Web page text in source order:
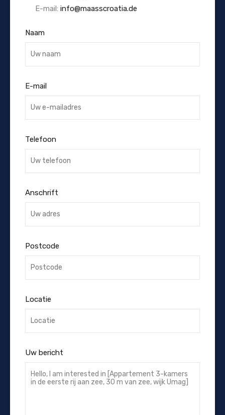
E-mail: info@maasscroatia.de
Naam
E-mail
Telefoon
Anschrift
Postcode
Locatie
Uw bericht